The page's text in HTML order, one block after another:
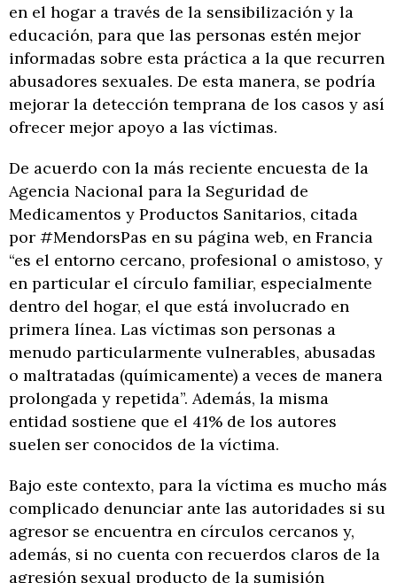
en el hogar a través de la sensibilización y la
educación, para que las personas estén mejor
informadas sobre esta práctica a la que recurren
abusadores sexuales. De esta manera, se podría
mejorar la detección temprana de los casos y así
ofrecer mejor apoyo a las víctimas.
De acuerdo con la más reciente encuesta de la
Agencia Nacional para la Seguridad de
Medicamentos y Productos Sanitarios, citada
por #MendorsPas en su página web, en Francia
“es el entorno cercano, profesional o amistoso, y
en particular el círculo familiar, especialmente
dentro del hogar, el que está involucrado en
primera línea. Las víctimas son personas a
menudo particularmente vulnerables, abusadas
o maltratadas (químicamente) a veces de manera
prolongada y repetida”. Además, la misma
entidad sostiene que el 41% de los autores
suelen ser conocidos de la víctima.
Bajo este contexto, para la víctima es mucho más
complicado denunciar ante las autoridades si su
agresor se encuentra en círculos cercanos y,
además, si no cuenta con recuerdos claros de la
agresión sexual producto de la sumisión